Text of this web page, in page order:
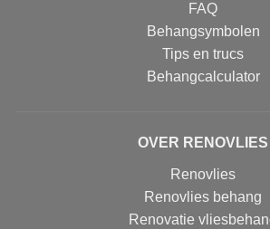
FAQ
Behangsymbolen
Tips en trucs
Behangcalculator
OVER RENOVLIES
Renovlies
Renovlies behang
Renovatie